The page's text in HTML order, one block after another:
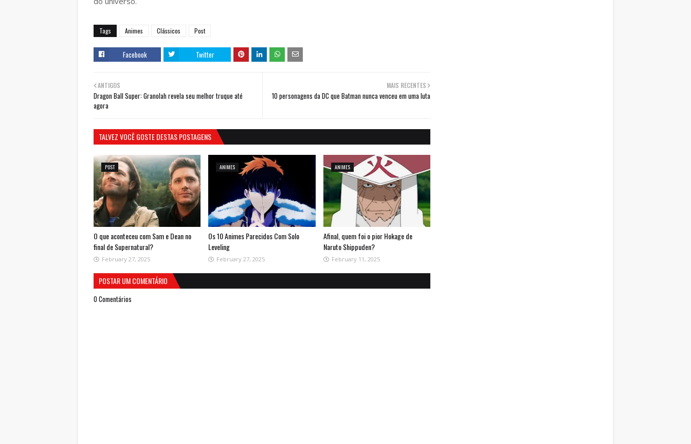
Tags Animes Clássicos Post
Facebook Twitter
MAIS RECENTES
10 personagens da DC que Batman nunca venceu em uma luta
ANTIGOS
Dragon Ball Super: Granolah revela seu melhor truque até
agora
TALVEZ VOCÊ GOSTE DESTAS POSTAGENS
POST
O que aconteceu com Sam e Dean no
final de Supernatural?
February 27, 2025
ANIMES
Os 10 Animes Parecidos Com Solo
Leveling
February 27, 2025
ANIMES
Afinal, quem foi o pior Hokage de
Naruto Shippuden?
February 11, 2025
POSTAR UM COMENTÁRIO
0 Comentários